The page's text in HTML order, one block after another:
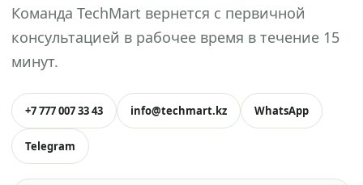
Команда TechMart вернется с первичной
консультацией в рабочее время в течение 15
минут.
+7 777 007 33 43 info@techmart.kz WhatsApp
Telegram